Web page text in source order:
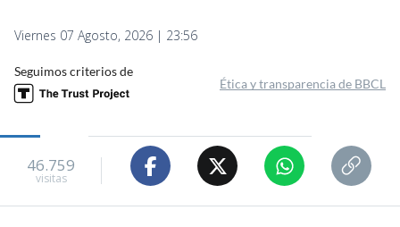
Viernes 07 Agosto, 2026 | 23:56
Seguimos criterios de
Ética y transparencia de BBCL
46.759
visitas